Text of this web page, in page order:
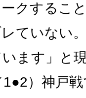
クするこ
ていない
ます」と
）神戸